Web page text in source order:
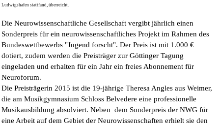
Ludwigshafen stattfand, überreicht.
Die Neurowissenschaftliche Gesellschaft vergibt jährlich einen
Sonderpreis für ein neurowissenschaftliches Projekt im Rahmen des
Bundeswettbewerbs "Jugend forscht". Der Preis ist mit 1.000 €
dotiert, zudem werden die Preisträger zur Göttinger Tagung
eingeladen und erhalten für ein Jahr ein freies Abonnement für
Neuroforum.
Die Preisträgerin 2015 ist die 19-jährige Theresa Angles aus Weimer,
die am Musikgymnasium Schloss Belvedere eine professionelle
Musikausbildung absolviert. Neben dem Sonderpreis der NWG für
eine Arbeit auf dem Gebiet der Neurowissenschaften erhielt sie den